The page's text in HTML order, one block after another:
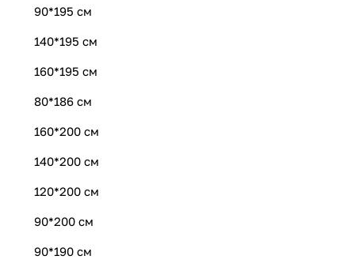
90*195 см
140*195 см
160*195 см
80*186 см
160*200 см
140*200 см
120*200 см
90*200 см
90*190 см